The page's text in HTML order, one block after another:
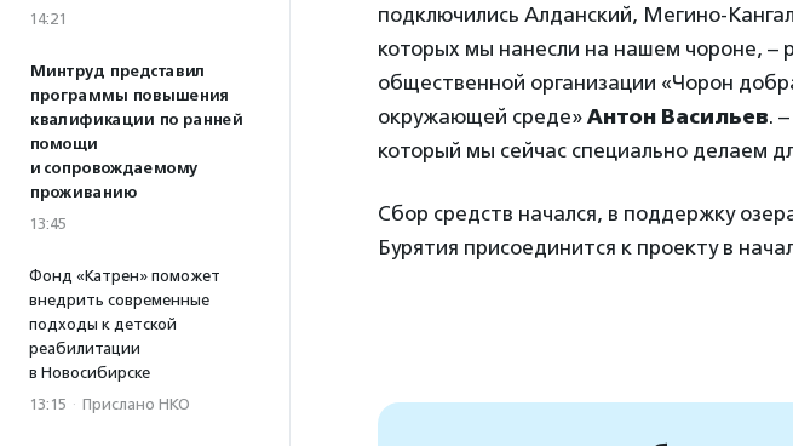
14:21
Минтруд представил
программы повышения
квалификации по ранней
помощи
и сопровождаемому
проживанию
13:45
Фонд «Катрен» поможет
внедрить современные
подходы к детской
реабилитации
в Новосибирске
13:15 · Прислано НКО
подключились Алданский, Мегино-
которых мы нанесли на нашем чороне, –
общественной организации «Чорон
окружающей среде» Антон Васильев.
который мы сейчас специально делаем
Сбор средств начался, в поддержку
Бурятия присоединится к проекту в